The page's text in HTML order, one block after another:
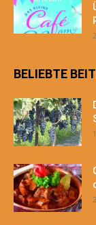
BELIEBTE